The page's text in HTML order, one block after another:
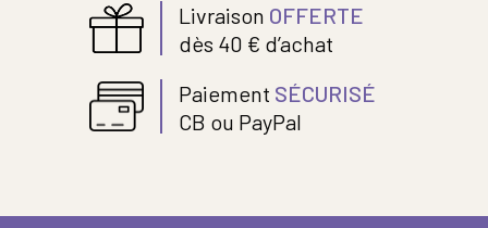
Livraison OFFERTE
dès 40 € d’achat
Paiement SÉCURISÉ
CB ou PayPal